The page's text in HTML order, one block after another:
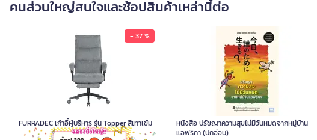
คนส่วนใหญ่สนใจและช้อปสินค้าเหล่านี้ต่อ
- 37 %
FURRADEC เก้าอี้ผู้บริหาร รุ่น Topper สีเทาเข้ม
หนังสือ ปรัชญาความสุขไม่มีวันหมดจากหมู่บ้าน
แอฟริกา (ปกอ่อน)